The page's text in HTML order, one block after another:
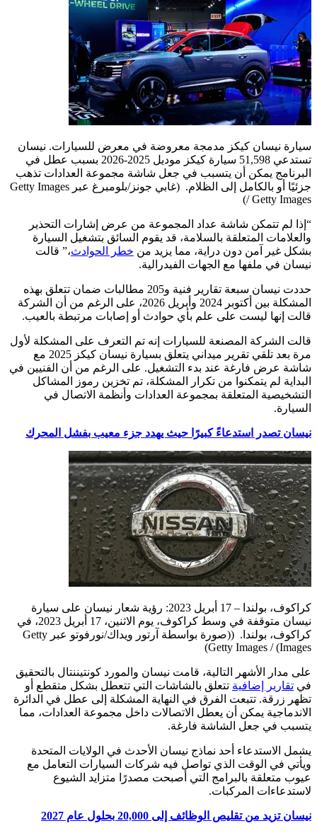
سيارة نيسان كيكز مدمجة معروضة في معرض للسيارات. نيسان
تستدعي 51,598 سيارة كيكز موديل 2025-2026 بسبب عطل في
البرنامج يمكن أن يتسبب في جعل شاشة مجموعة العدادات تذهب
جزئيًا أو بالكامل إلى الظلام.
(غابي جونز/بلومبرغ عبر Getty Images
/ Getty Images)
“إذا لم تتمكن شاشة عداد المجموعة من عرض إشارات التحذير
والعلامات المتعلقة بالسلامة، قد يقوم السائق بتشغيل السيارة
بشكل غير آمن دون دراية، مما يزيد من خطر الحوادث،” قالت
نيسان في ملفها مع الجهات الفيدرالية.
حددت نيسان سبعة تقارير فنية و205 مطالبات ضمان تتعلق بهذه
المشكلة بين أكتوبر 2024 وأبريل 2026، على الرغم من أن الشركة
قالت إنها ليست على علم بأي حوادث أو إصابات مرتبطة بالعيب.
قالت الشركة المصنعة للسيارات إنه تم التعرف على المشكلة لأول
مرة بعد تلقي تقرير ميداني يتعلق بسيارة نيسان كيكز 2025 مع
شاشة عرض فارغة عند بدء التشغيل. على الرغم من أن الفنيين في
البداية لم يتمكنوا من تكرار المشكلة، تم تخزين رموز المشاكل
التشخيصية المتعلقة بمجموعة العدادات وأنظمة الاتصال في
السيارة.
نيسان تصدر استدعاءً كبيرًا حيث يهدد جزء معيب بفشل المحرك
كراكوف، بولندا – 17 أبريل 2023: رؤية شعار نيسان على سيارة
نيسان متوقفة في وسط كراكوف، يوم الاثنين، 17 أبريل 2023، في
كراكوف، بولندا.
((صورة بواسطة آرتور ويداك/نورفوتو عبر Getty
Images) / Getty Images)
على مدار الأشهر التالية، قامت نيسان والمورد كونتيننتال بالتحقيق
في تقارير إضافية تتعلق بالشاشات التي تتعطل بشكل متقطع أو
تظهر زرقة. تتبعت الفرق في النهاية المشكلة إلى عطل في الدائرة
الاندماجية يمكن أن يعطل الاتصالات داخل مجموعة العدادات، مما
يتسبب في جعل الشاشة فارغة.
يشمل الاستدعاء أحد نماذج نيسان الأحدث في الولايات المتحدة
ويأتي في الوقت الذي تواصل فيه شركات السيارات التعامل مع
عيوب متعلقة بالبرامج التي أصبحت مصدرًا متزايد الشيوع
لاستدعاءات المركبات.
نيسان تزيد من تقليص الوظائف إلى 20,000 بحلول عام 2027